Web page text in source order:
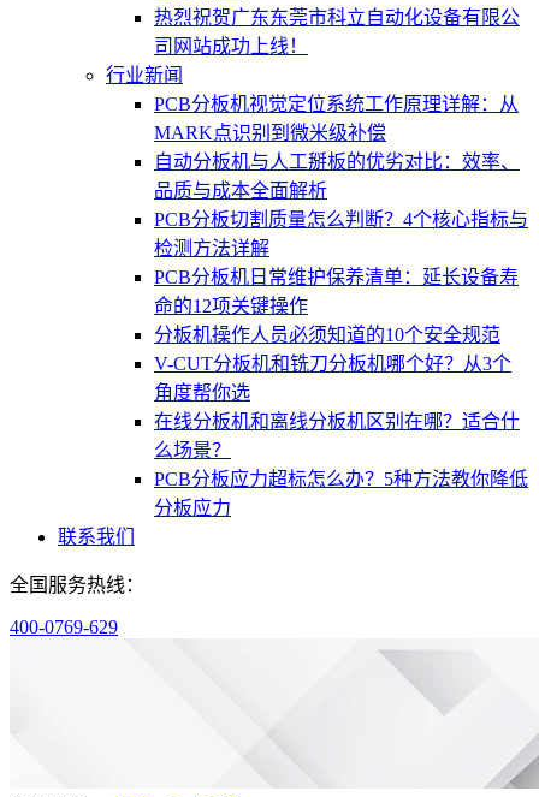
热烈祝贺广东东莞市科立自动化设备有限公
司网站成功上线！
行业新闻
PCB分板机视觉定位系统工作原理详解：从
MARK点识别到微米级补偿
自动分板机与人工掰板的优劣对比：效率、
品质与成本全面解析
PCB分板切割质量怎么判断？4个核心指标与
检测方法详解
PCB分板机日常维护保养清单：延长设备寿
命的12项关键操作
分板机操作人员必须知道的10个安全规范
V-CUT分板机和铣刀分板机哪个好？从3个
角度帮你选
在线分板机和离线分板机区别在哪？适合什
么场景？
PCB分板应力超标怎么办？5种方法教你降低
分板应力
联系我们
全国服务热线：
400-0769-629